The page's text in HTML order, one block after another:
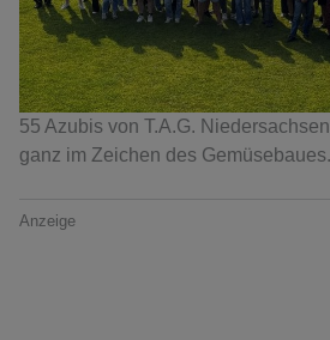
55 Azubis von T.A.G.
ganz im Zeichen des
Anzeige